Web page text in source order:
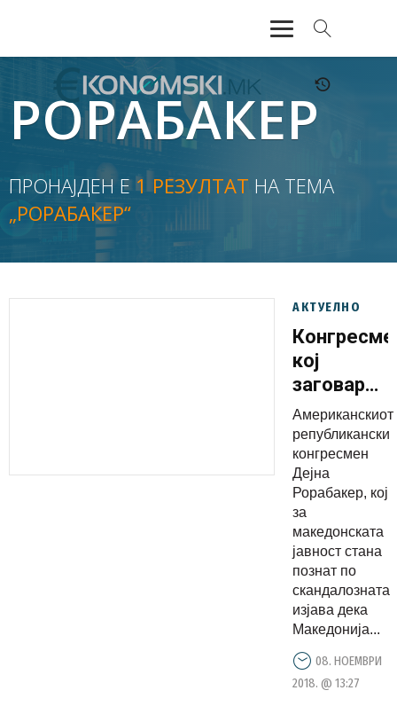
АКТУЕЛНО
ЕКОНОМИЈА
ФИНАНСИИ
БАНКАРСТВО
ЖИВОТ
РОРАБАКЕР
ПРОНАЈДЕН Е1 РЕЗУЛТАТ НА ТЕМА
„РОРАБАКЕР“
АКТУЕЛНО
кој
поделба
на
изгуби на
изборите
во САД
Американскиот
републикански
конгресмен
Дејна
Рорабакер, кој
за
македонската
јавност стана
познат по
скандалозната
изјава дека
Македонија...
08. НОЕМВРИ
2018. @ 13:27